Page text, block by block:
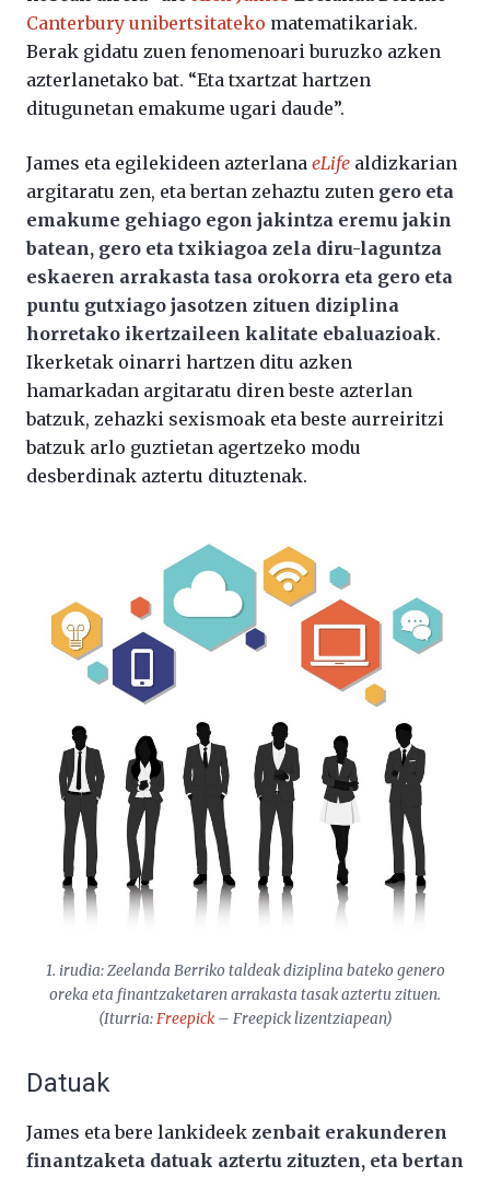
Canterbury unibertsitateko matematikariak.
Berak gidatu zuen fenomenoari buruzko azken
azterlanetako bat. “Eta txartzat hartzen
ditugunetan emakume ugari daude”.
James eta egilekideen azterlana eLife aldizkarian
argitaratu zen, eta bertan zehaztu zuten gero eta
emakume gehiago egon jakintza eremu jakin
batean, gero eta txikiagoa zela diru-laguntza
eskaeren arrakasta tasa orokorra eta gero eta
puntu gutxiago jasotzen zituen diziplina
horretako ikertzaileen kalitate ebaluazioak.
Ikerketak oinarri hartzen ditu azken
hamarkadan argitaratu diren beste azterlan
batzuk, zehazki sexismoak eta beste aurreiritzi
batzuk arlo guztietan agertzeko modu
desberdinak aztertu dituztenak.
1. irudia: Zeelanda Berriko taldeak diziplina bateko genero
oreka eta finantzaketaren arrakasta tasak aztertu zituen.
(Iturria:Freepick– Freepick lizentziapean)
Datuak
James eta bere lankideek zenbait erakunderen
finantzaketa datuak aztertu zituzten, eta bertan